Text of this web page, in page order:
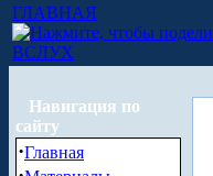
ГЛАВНАЯ
ВСЛУХ
Навигация по
сайту
·Главная